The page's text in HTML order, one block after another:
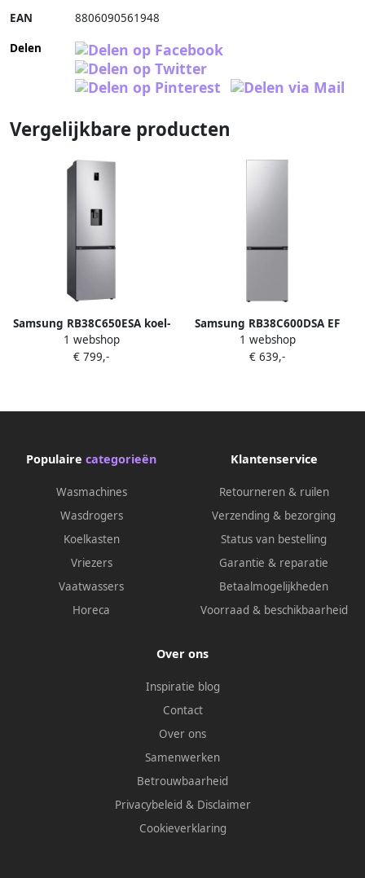
EAN 8806090561948
Delen
Vergelijkbare producten
Samsung RB38C650ESA koel-
vriescombinatie 203 cm No
Frost waterdispenser
1 webshop
€ 799,-
Samsung RB38C600DSA EF
koel-vriescombinatie
Vrijstaand 390 l D
1 webshop
€ 639,-
Populaire categorieën
Wasmachines
Wasdrogers
Koelkasten
Vriezers
Vaatwassers
Horeca
Klantenservice
Retourneren & ruilen
Verzending & bezorging
Status van bestelling
Garantie & reparatie
Betaalmogelijkheden
Voorraad & beschikbaarheid
Over ons
Inspiratie blog
Contact
Over ons
Samenwerken
Betrouwbaarheid
Privacybeleid & Disclaimer
Cookieverklaring